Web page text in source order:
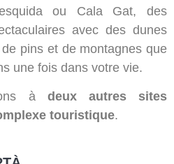
ou Cala Gat, des
avec des dunes
pins et de montagnes que
une fois dans votre vie.
à deux autres sites
touristique.